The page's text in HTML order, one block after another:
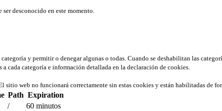
desconocido en este momento.
y permitir o denegar algunas o todas. Cuando se deshabilitan las
cada categoría e información detallada en la declaración de cookies.
web no funcionará correctamente sin estas cookies y están habilitadas de
Path Expiration
/ 60 minutos